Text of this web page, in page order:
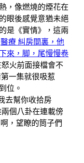
，像燃燒的煙花在
眼後感覺意猶未絕
是《實情》，這兩
醫療 糾房間裏，他
來，脚，尾慢慢卷
火前面接檔會不
一集就很吸惹
位。
去幫你收拾房
個八卦在連載傍
，望瞭的筒子們